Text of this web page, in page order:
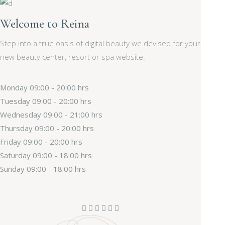
Welcome to Reina
Step into a true oasis of digital beauty we devised for your
new beauty center, resort or spa website.
Monday 09:00 - 20:00 hrs
Tuesday 09:00 - 20:00 hrs
Wednesday 09:00 - 21:00 hrs
Thursday 09:00 - 20:00 hrs
Friday 09:00 - 20:00 hrs
Saturday 09:00 - 18:00 hrs
Sunday 09:00 - 18:00 hrs